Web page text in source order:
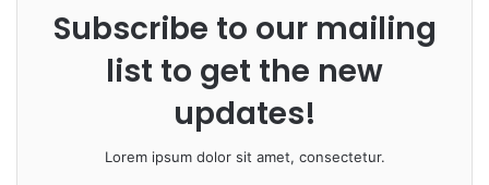
Subscribe to our mailing
list to get the new
updates!
Lorem ipsum dolor sit amet, consectetur.